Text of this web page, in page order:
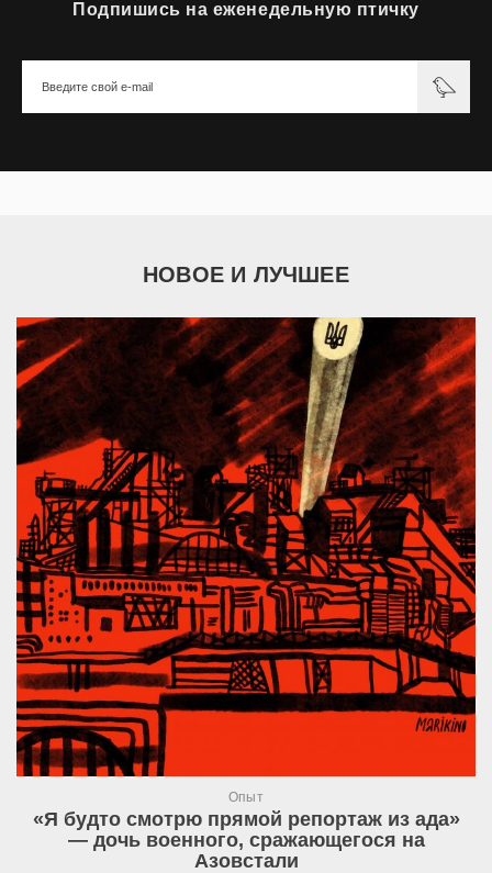
Подпишись на еженедельную птичку
НОВОЕ И ЛУЧШЕЕ
Опыт
«Я будто смотрю прямой репортаж из ада»
— дочь военного, сражающегося на
Азовстали